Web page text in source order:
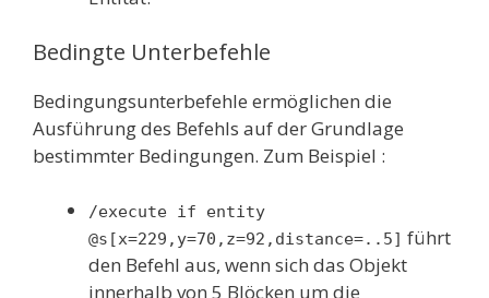
Bedingte Unterbefehle
Bedingungsunterbefehle ermöglichen die
Ausführung des Befehls auf der Grundlage
bestimmter Bedingungen. Zum Beispiel :
/execute if entity
@s[x=229,y=70,z=92,distance=..5] führt
den Befehl aus, wenn sich das Objekt
innerhalb von 5 Blöcken um die